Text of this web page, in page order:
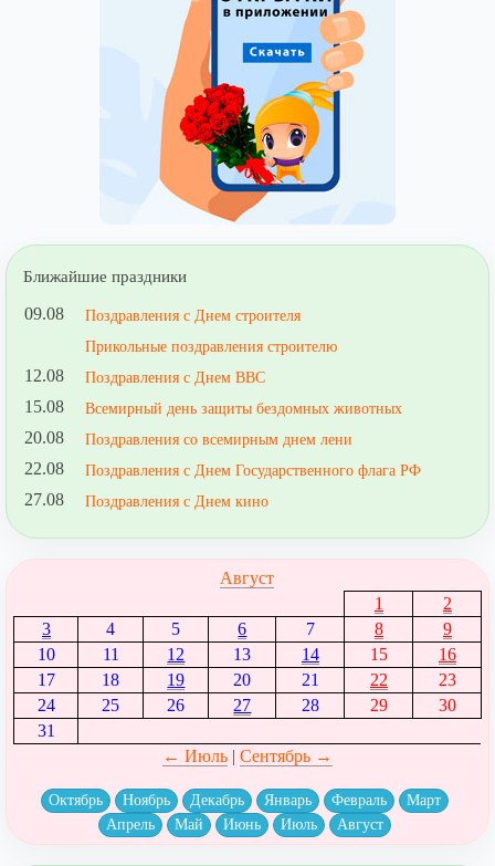
Ближайшие праздники
09.08
Поздравления с Днем строителя
Прикольные поздравления строителю
12.08 Поздравления с Днем ВВС
15.08 Всемирный день защиты бездомных животных
20.08 Поздравления со всемирным днем лени
22.08 Поздравления с Днем Государственного флага РФ
27.08 Поздравления с Днем кино
Август
1
2
3
4 5 6 7 8
9
10
11 12 13 14 15
16
17
18 19 20 21 22
23
24
25 26 27 28 29
30
31
← Июль| Сентябрь →
Октябрь Ноябрь Декабрь Январь Февраль
Март
Апрель
Май Июнь Июль Август